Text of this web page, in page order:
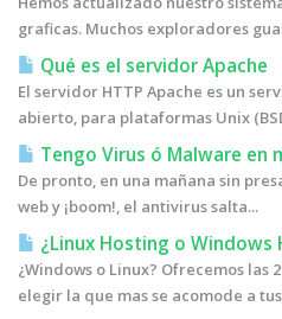
graficas. Muchos exploradores
Qué es el servidor Apache
El servidor HTTP Apache es un
abierto, para plataformas Unix
Tengo Virus ó Malware en
De pronto, en una mañana sin
web y ¡boom!, el antivirus salta...
¿Linux Hosting o Windows
¿Windows o Linux? Ofrecemos
elegir la que mas se acomode a